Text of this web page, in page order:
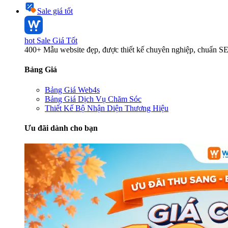
Sale giá tốt
hot Sale Giá Tốt
400+ Mẫu website đẹp, được thiết kế chuyên nghiệp, chuẩn
Bảng Giá
Bảng Giá Web4s
Bảng Giá Dịch Vụ Chăm Sóc
Thiết Kế Bộ Nhận Diện Thương Hiệu
Ưu đãi dành cho bạn